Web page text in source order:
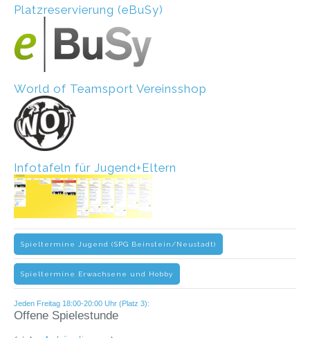
Platzreservierung (eBuSy)
World of Teamsport Vereinsshop
Infotafeln für Jugend+Eltern
Spieltermine Jugend (SPG Beinstein/Neustadt)
Spieltermine Erwachsene und Hobby
Jeden Freitag 18:00-20:00 Uhr (Platz 3):
Offene Spielestunde